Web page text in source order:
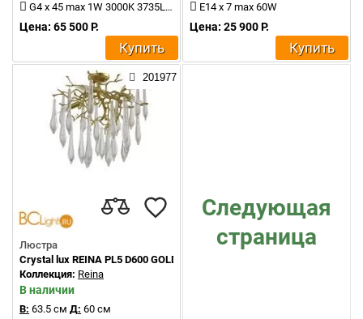
G4 x 45 max 1W 3000K 3735Lm
Цена: 65 500 Р.
Купить
E14 x 7 max 60W
Цена: 25 900 Р.
Купить
201977
Люстра
Crystal lux REINA PL5 D600 GOLD PEARL
Коллекция: Reina
В наличии
В: 63.5 см Д: 60 см
Следующая
страница